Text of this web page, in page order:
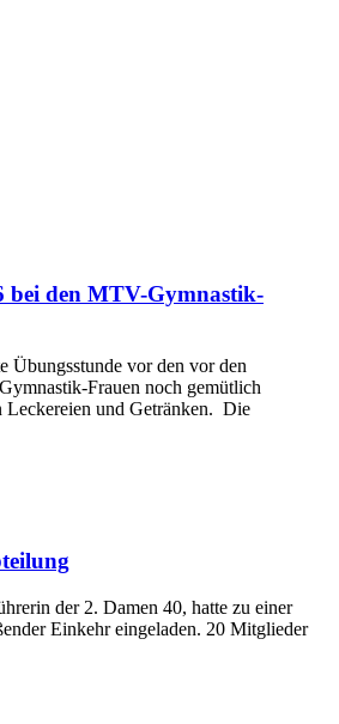
bei den MTV-Gymnastik-
Übungsstunde vor den vor den
Frauen noch gemütlich
Leckereien und Getränken. Die
der 2. Damen 40, hatte zu einer
Einkehr eingeladen. 20 Mitglieder